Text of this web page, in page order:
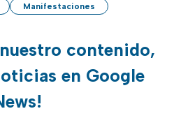
Manifestaciones
contenido,
en Google